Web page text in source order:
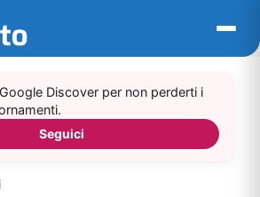
Discover per non perderti i
Seguici